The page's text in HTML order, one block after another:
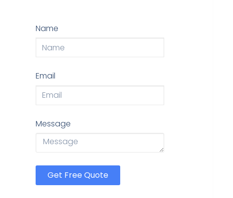
Name
Email
Message
Get Free Quote